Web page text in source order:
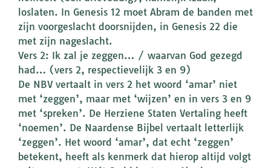
loslaten. In Genesis 12 moet Abram de banden met
zijn voorgeslacht doorsnijden, in Genesis 22 die
met zijn nageslacht.
Vers 2: Ik zal je zeggen… / waarvan God gezegd
had… (vers 2, respectievelijk 3 en 9)
De NBV vertaalt in vers 2 het woord ‘amar’ niet
met ‘zeggen’, maar met ‘wijzen’ en in vers 3 en 9
met ‘spreken’. De Herziene Staten Vertaling heeft
‘noemen’. De Naardense Bijbel vertaalt letterlijk
‘zeggen’. Het woord ‘amar’, dat echt ‘zeggen’
betekent, heeft als kenmerk dat hierop altijd volgt